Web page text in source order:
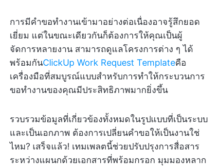
การมีคำขอทำงานเข้ามาอย่างต่อเนื่องอาจรู้สึกยอด
เยี่ยม แต่ในขณะเดียวกันก็ต้องการให้คุณเป็นผู้
จัดการหลายงาน สามารถดูแลโครงการต่าง ๆ ได้
พร้อมกันClickUp Work Request Templateคือ
เครื่องมือที่สมบูรณ์แบบสำหรับการทำให้กระบวนการ
ขอทำงานของคุณมีประสิทธิภาพมากยิ่งขึ้น
รวบรวมข้อมูลที่เกี่ยวข้องทั้งหมดในรูปแบบที่เป็นระบบ
และเป็นเอกภาพ ต้องการเปลี่ยนคำขอให้เป็นงานใช่
ไหม? เสร็จแล้ว! เทมเพลตนี้ช่วยปรับปรุงการสื่อสาร
ระหว่างแผนกด้วยเอกสารที่พร้อมกรอก มุมมองหลาก